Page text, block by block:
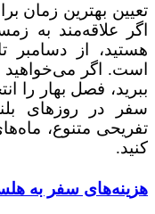
تعیین بهترین زمان
اگر علاقه‌مند به
هستید، از دسامبر
است. اگر
ببرید، فصل بهار را
سفر در روزهای
تفریحی متنوع،
کنید.
هزینه‌های سفر به